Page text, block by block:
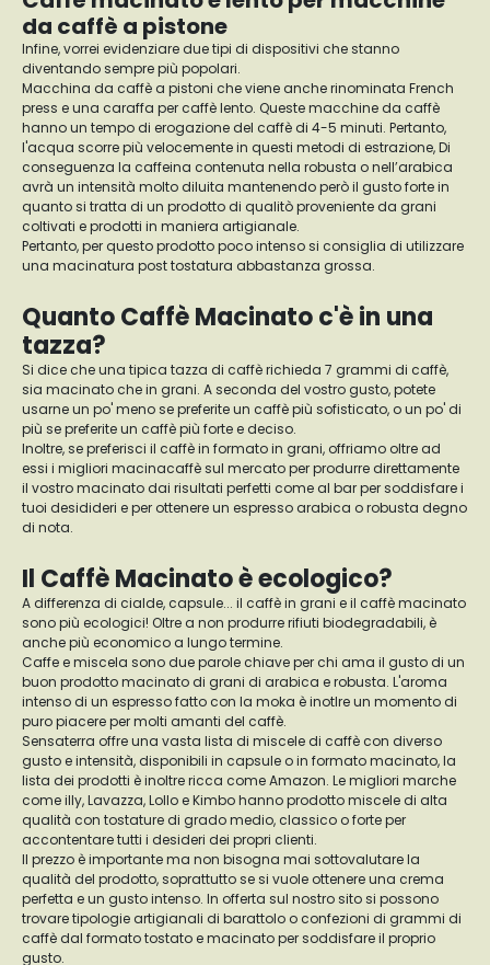
da caffè a pistone
Infine, vorrei evidenziare due tipi di dispositivi che stanno
diventando sempre più popolari.
Macchina da caffè a pistoni che viene anche rinominata French
press e una caraffa per caffè lento. Queste macchine da caffè
hanno un tempo di erogazione del caffè di 4-5 minuti. Pertanto,
l'acqua scorre più velocemente in questi metodi di estrazione, Di
conseguenza la caffeina contenuta nella robusta o nell’arabica
avrà un intensità molto diluita mantenendo però il gusto forte in
quanto si tratta di un prodotto di qualitò proveniente da grani
coltivati e prodotti in maniera artigianale.
Pertanto, per questo prodotto poco intenso si consiglia di utilizzare
una macinatura post tostatura abbastanza grossa.
Quanto Caffè Macinato c'è in una
tazza?
Si dice che una tipica tazza di caffè richieda 7 grammi di caffè,
sia macinato che in grani. A seconda del vostro gusto, potete
usarne un po' meno se preferite un caffè più sofisticato, o un po' di
più se preferite un caffè più forte e deciso.
Inoltre, se preferisci il caffè in formato in grani, offriamo oltre ad
essi i migliori macinacaffè sul mercato per produrre direttamente
il vostro macinato dai risultati perfetti come al bar per soddisfare i
tuoi desidideri e per ottenere un espresso arabica o robusta degno
di nota.
Il Caffè Macinato è ecologico?
A differenza di cialde, capsule... il caffè in grani e il caffè macinato
sono più ecologici! Oltre a non produrre rifiuti biodegradabili, è
anche più economico a lungo termine.
Caffe e miscela sono due parole chiave per chi ama il gusto di un
buon prodotto macinato di grani di arabica e robusta. L'aroma
intenso di un espresso fatto con la moka è inotlre un momento di
puro piacere per molti amanti del caffè.
Sensaterra offre una vasta lista di miscele di caffè con diverso
gusto e intensità, disponibili in capsule o in formato macinato, la
lista dei prodotti è inoltre ricca come Amazon. Le migliori marche
come illy, Lavazza, Lollo e Kimbo hanno prodotto miscele di alta
qualità con tostature di grado medio, classico o forte per
accontentare tutti i desideri dei propri clienti.
Il prezzo è importante ma non bisogna mai sottovalutare la
qualità del prodotto, soprattutto se si vuole ottenere una crema
perfetta e un gusto intenso. In offerta sul nostro sito si possono
trovare tipologie artigianali di barattolo o confezioni di grammi di
caffè dal formato tostato e macinato per soddisfare il proprio
gusto.